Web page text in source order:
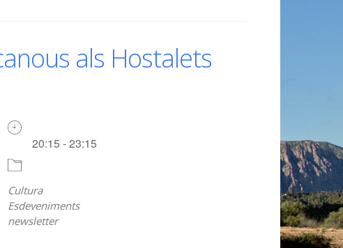
als Hostalets
20:15 - 23:15
Cultura
Esdeveniments
newsletter